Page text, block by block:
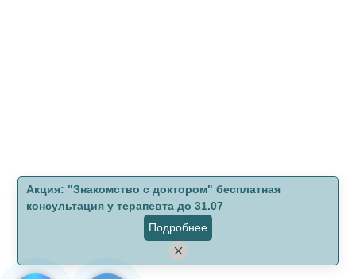
Aкция: "Знакомство с доктором" бесплатная
консультация у терапевта до 31.07
Подробнее